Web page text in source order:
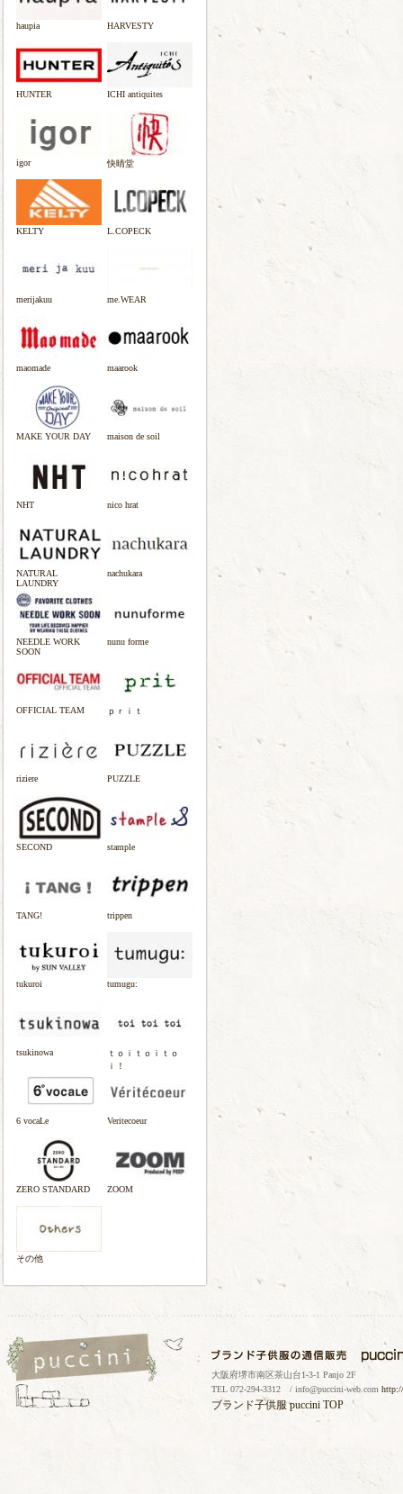
haupia HARVESTY
HUNTER ICHI antiquites
igor 快晴堂
KELTY L.COPECK
merijakuu me.WEAR
maomade maarook
MAKE YOUR DAY maison de soil
NHT nico hrat
NATURAL
LAUNDRY
nachukara
NEEDLE WORK
SOON
nunu forme
OFFICIAL TEAM ｐｒｉｔ
riziere PUZZLE
SECOND stample
TANG! trippen
tukuroi tumugu:
tsukinowa
ｔｏｉｔｏｉｔｏ
ｉ！
6 vocaLe Veritecoeur
ZERO STANDARD ZOOM
その他
大阪府堺市南区茶山台1-3-1 Panjo 2F
TEL 072-294-3312 / info@puccini-web.com
ブランド子供服puccini TOP